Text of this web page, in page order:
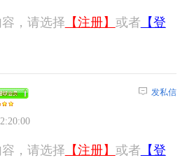
，请选择 【注册】 或者 【登
发私信
，请选择 【注册】 或者 【登